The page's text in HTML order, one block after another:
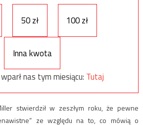
50 zł 100 zł
Inna kwota
nas tym miesiącu: Tutaj
stwierdził w zeszłym roku, że pewne
ze względu na to, co mówią o